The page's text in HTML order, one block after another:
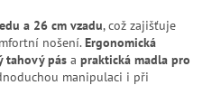
a 26 cm vzadu, což zajišťuje
nošení.Ergonomická
tahový pás a praktická madla pro
manipulaci i při